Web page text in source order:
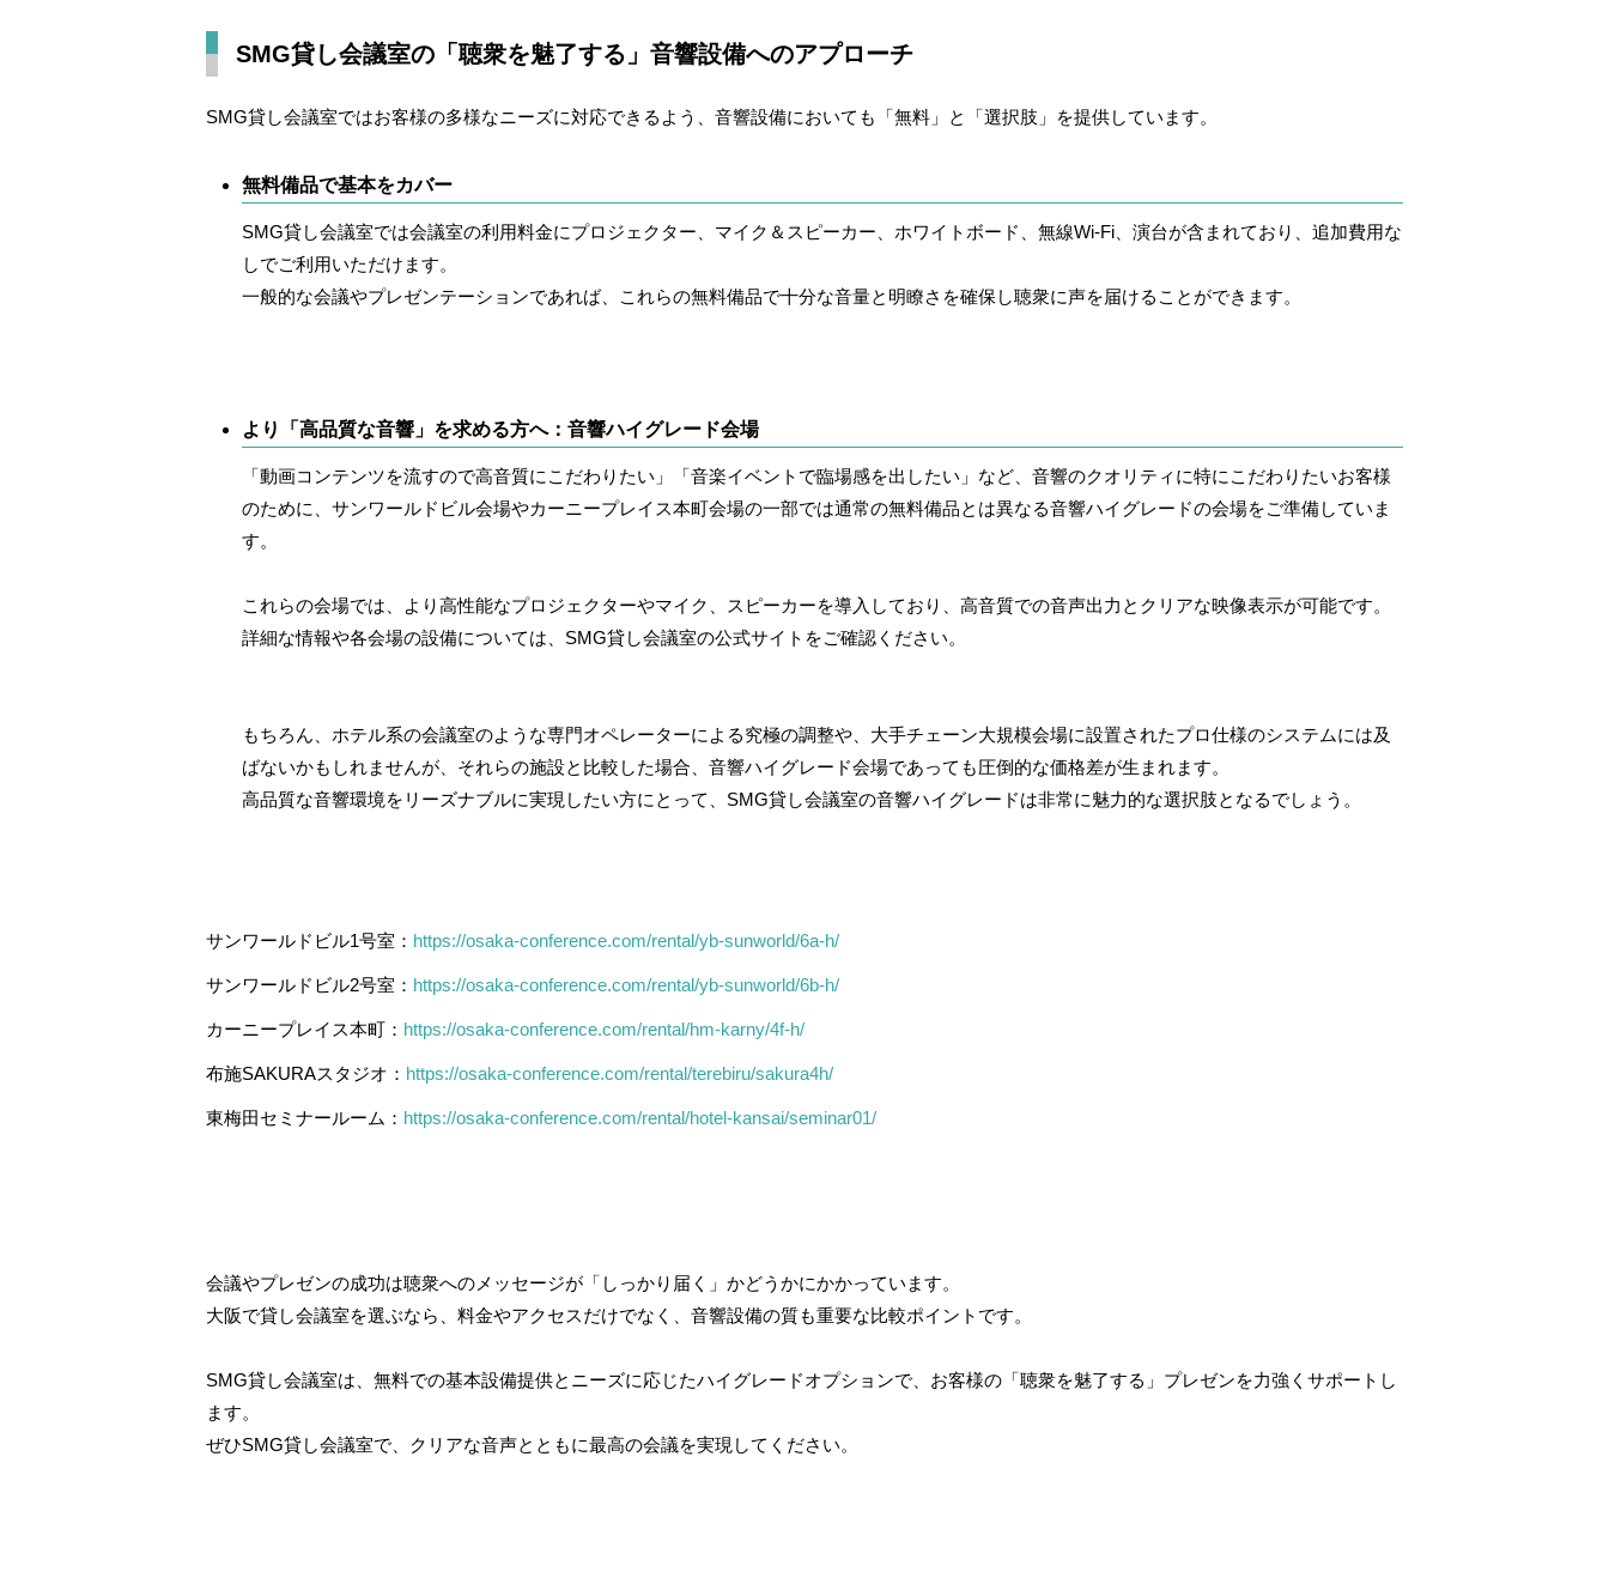
SMG貸し会議室の「聴衆を魅了する」音響設備へのアプローチ
SMG貸し会議室ではお客様の多様なニーズに対応できるよう、音響設備においても「無料」と「選択肢」を提供しています。
無料備品で基本をカバー
SMG貸し会議室では会議室の利用料金にプロジェクター、マイク＆スピーカー、ホワイトボード、無線Wi-Fi、演台が含まれており、追加費用な
しでご利用いただけます。
一般的な会議やプレゼンテーションであれば、これらの無料備品で十分な音量と明瞭さを確保し聴衆に声を届けることができます。
より「高品質な音響」を求める方へ：音響ハイグレード会場
「動画コンテンツを流すので高音質にこだわりたい」「音楽イベントで臨場感を出したい」など、音響のクオリティに特にこだわりたいお客様
のために、サンワールドビル会場やカーニープレイス本町会場の一部では通常の無料備品とは異なる音響ハイグレードの会場をご準備していま
す。
これらの会場では、より高性能なプロジェクターやマイク、スピーカーを導入しており、高音質での音声出力とクリアな映像表示が可能です。
詳細な情報や各会場の設備については、SMG貸し会議室の公式サイトをご確認ください。
もちろん、ホテル系の会議室のような専門オペレーターによる究極の調整や、大手チェーン大規模会場に設置されたプロ仕様のシステムには及
ばないかもしれませんが、それらの施設と比較した場合、音響ハイグレード会場であっても圧倒的な価格差が生まれます。
高品質な音響環境をリーズナブルに実現したい方にとって、SMG貸し会議室の音響ハイグレードは非常に魅力的な選択肢となるでしょう。
サンワールドビル1号室： https://osaka-conference.com/rental/yb-sunworld/6a-h/
サンワールドビル2号室： https://osaka-conference.com/rental/yb-sunworld/6b-h/
カーニープレイス本町： https://osaka-conference.com/rental/hm-karny/4f-h/
布施SAKURAスタジオ： https://osaka-conference.com/rental/terebiru/sakura4h/
東梅田セミナールーム： https://osaka-conference.com/rental/hotel-kansai/seminar01/
会議やプレゼンの成功は聴衆へのメッセージが「しっかり届く」かどうかにかかっています。
大阪で貸し会議室を選ぶなら、料金やアクセスだけでなく、音響設備の質も重要な比較ポイントです。
SMG貸し会議室は、無料での基本設備提供とニーズに応じたハイグレードオプションで、お客様の「聴衆を魅了する」プレゼンを力強くサポートし
ます。
ぜひSMG貸し会議室で、クリアな音声とともに最高の会議を実現してください。